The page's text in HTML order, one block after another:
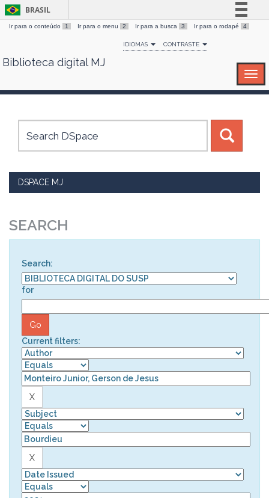
Skip
BRASIL
Simplifique!
Comunica BR
Canais
Ir para o conteúdo 1 Ir para o menu 2 Ir para a busca 3 Ir para o rodapé 4
IDIOMAS CONTRASTE
Biblioteca digital MJ
DSPACE MJ
SEARCH
Search:
for
Current filters: